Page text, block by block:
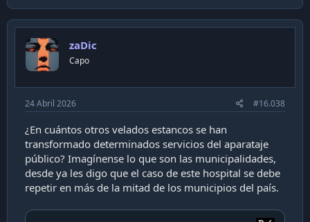
c
t
o
n
s
zaDic
Capo
24 Abril 2026 #16.038
¿En cuántos otros velados estancos se han
transformado determinados servicios del aparataje
público? Imagínense lo que son las municipalidades,
desde ya les digo que el caso de este hospital se debe
repetir en más de la mitad de los municipios del país.